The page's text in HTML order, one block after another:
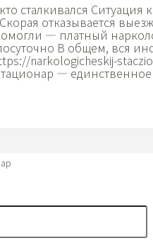
сталкивался Ситуация
отказывается
— платный
В общем, вся
narkologicheskij-
—